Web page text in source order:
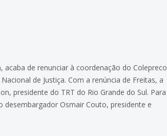
de renunciar à coordenação do
de Justiça. Com a renúncia de Freitas, a
presidente do TRT do Rio Grande do Sul.
Osmair Couto, presidente e